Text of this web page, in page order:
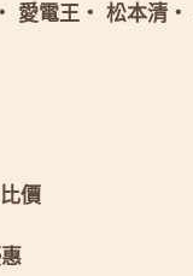
・ 愛電王 ・ 松本清 ・
價